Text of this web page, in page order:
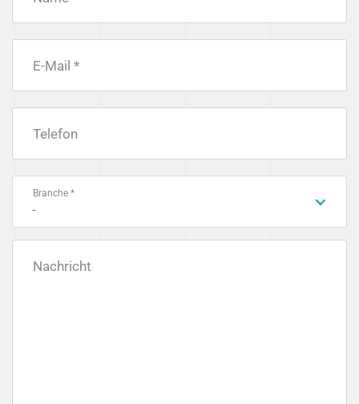
E-Mail *
Telefon
Branche *
-
Nachricht